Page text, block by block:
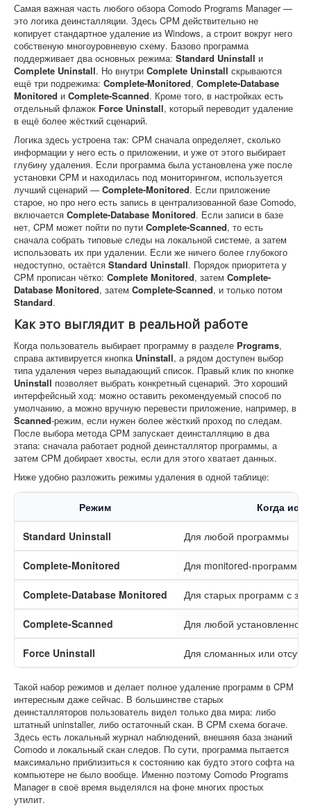
Самая важная часть любого обзора Comodo Programs Manager —
это логика деинсталляции. Здесь CPM действительно не
копирует стандартное удаление из Windows, а строит вокруг него
собственую многоуровневую схему. Базово программа
поддерживает два основных режима: Standard Uninstall и
Complete Uninstall. Но внутри Complete Uninstall скрываются
ещё три подрежима: Complete-Monitored, Complete-Database
Monitored и Complete-Scanned. Кроме того, в настройках есть
отдельный флажок Force Uninstall, который переводит удаление
в ещё более жёсткий сценарий.
Логика здесь устроена так: CPM сначала определяет, сколько
информации у него есть о приложении, и уже от этого выбирает
глубину удаления. Если программа была установлена уже после
установки CPM и находилась под мониторингом, используется
лучший сценарий — Complete-Monitored. Если приложение
старое, но про него есть запись в централизованной базе Comodo,
включается Complete-Database Monitored. Если записи в базе
нет, CPM может пойти по пути Complete-Scanned, то есть
сначала собрать типовые следы на локальной системе, а затем
использовать их при удалении. Если же ничего более глубокого
недоступно, остаётся Standard Uninstall. Порядок приоритета у
CPM прописан чётко: Complete Monitored, затем Complete-
Database Monitored, затем Complete-Scanned, и только потом
Standard.
Как это выглядит в реальной работе
Когда пользователь выбирает программу в разделе Programs,
справа активируется кнопка Uninstall, а рядом доступен выбор
типа удаления через выпадающий список. Правый клик по кнопке
Uninstall позволяет выбрать конкретный сценарий. Это хороший
интерфейсный ход: можно оставить рекомендуемый способ по
умолчанию, а можно вручную перевести приложение, например, в
Scanned-режим, если нужен более жёсткий проход по следам.
После выбора метода CPM запускает деинсталляцию в два
этапа: сначала работает родной деинсталлятор программы, а
затем CPM добирает хвосты, если для этого хватает данных.
Ниже удобно разложить режимы удаления в одной таблице:
Режим Когда
Standard Uninstall Для любой программы
Complete-Monitored Для monitored-программ
Complete-Database Monitored Для старых программ с
Complete-Scanned Для любой установленной
Force Uninstall Для сломанных или
Такой набор режимов и делает полное удаление программ в CPM
интересным даже сейчас. В большинстве старых
деинсталляторов пользователь видел только два мира: либо
штатный uninstaller, либо остаточный скан. В CPM схема богаче.
Здесь есть локальный журнал наблюдений, внешняя база знаний
Comodo и локальный скан следов. По сути, программа пытается
максимально приблизиться к состоянию как будто этого софта на
компьютере не было вообще. Именно поэтому Comodo Programs
Manager в своё время выделялся на фоне многих простых
утилит.